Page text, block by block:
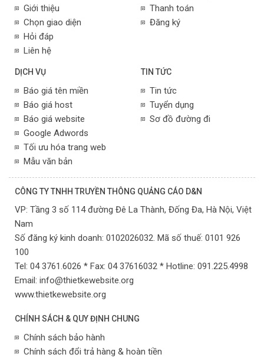
Giới thiệu
Chọn giao diện
Hỏi đáp
Liên hệ
Thanh toán
Đăng ký
DỊCH VỤ
Báo giá tên miền
Báo giá host
Báo giá website
Google Adwords
Tối ưu hóa trang web
Mẫu văn bản
TIN TỨC
Tin tức
Tuyển dụng
Sơ đồ đường đi
CÔNG TY TNHH TRUYỀN THÔNG QUẢNG CÁO D&N
VP: Tầng 3 số 114 đường Đê La Thành, Đống Đa, Hà Nội, Việt
Nam
Số đăng ký kinh doanh: 0102026032. Mã số thuế: 0101 926
100
Tel: 04 3761.6026 * Fax: 04 37616032 * Hotline: 091.225.4998
Email: info@thietkewebsite.org
www.thietkewebsite.org
CHÍNH SÁCH & QUY ĐỊNH CHUNG
Chính sách bảo hành
Chính sách đổi trả hàng & hoàn tiền